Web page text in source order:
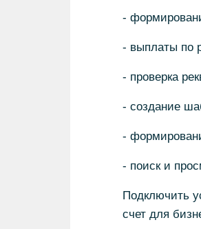
-
- выплаты по
- проверка
- создание
-
- поиск и
Подключить
счет для